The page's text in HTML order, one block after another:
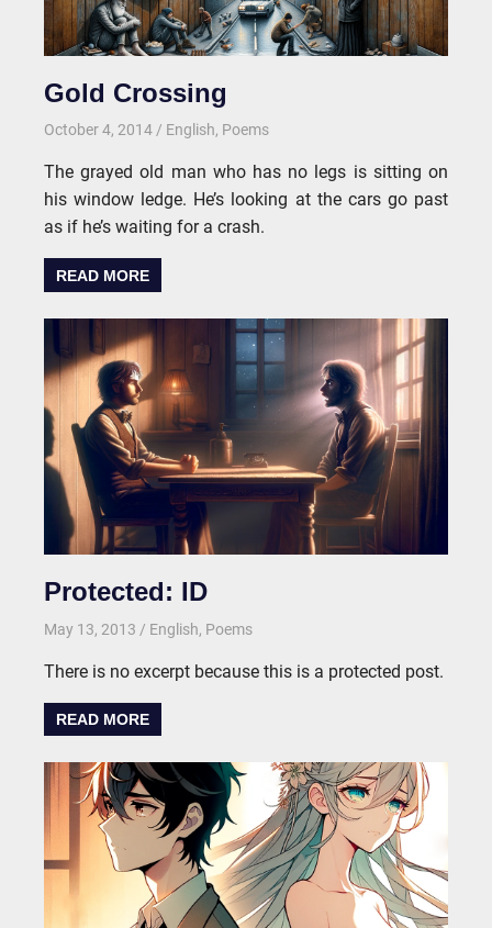
Gold Crossing
October 4, 2014 kgk
English, Poems
The grayed old man who has no legs is sitting on
his window ledge. He’s looking at the cars go past
as if he’s waiting for a crash.
READ MORE
Protected: ID
May 13, 2013 kgk
English, Poems
There is no excerpt because this is a protected post.
READ MORE